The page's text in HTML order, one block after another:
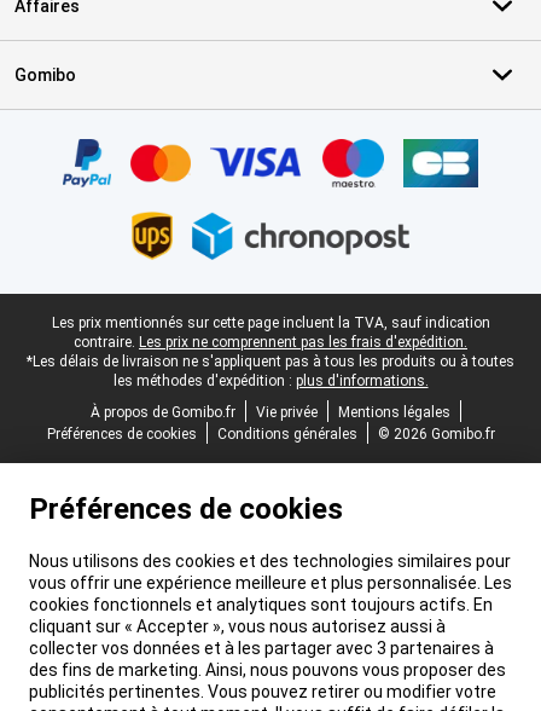
Affaires
Gomibo
Pied-de-page légal
Les prix mentionnés sur cette page incluent la TVA, sauf indication
contraire. Les prix ne comprennent pas les frais d'expédition.
*Les délais de livraison ne s'appliquent pas à tous les produits ou à toutes
les méthodes d'expédition : plus d'informations.
À propos de Gomibo.fr
Vie privée
Mentions légales
Préférences de cookies
Conditions générales © 2026 Gomibo.fr
Préférences de cookies
Nous utilisons des cookies et des technologies similaires pour
vous offrir une expérience meilleure et plus personnalisée. Les
cookies fonctionnels et analytiques sont toujours actifs. En
cliquant sur « Accepter », vous nous autorisez aussi à
collecter vos données et à les partager avec 3 partenaires à
des fins de marketing. Ainsi, nous pouvons vous proposer des
publicités pertinentes. Vous pouvez retirer ou modifier votre